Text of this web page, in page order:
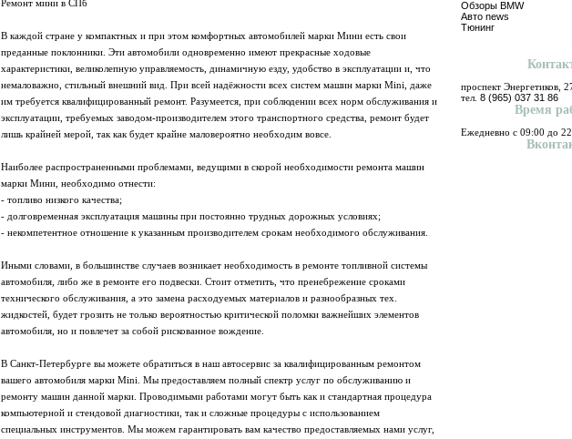
Ремонт мини в СПб
В каждой стране у компактных и при этом комфортных автомобилей марки Мини есть свои
преданные поклонники. Эти автомобили одновременно имеют прекрасные ходовые
характеристики, великолепную управляемость, динамичную езду, удобство в эксплуатации и, что
немаловажно, стильный внешний вид. При всей надёжности всех систем машин марки Mini, даже
им требуется квалифицированный ремонт. Разумеется, при соблюдении всех норм обслуживания и
эксплуатации, требуемых заводом-производителем этого транспортного средства, ремонт будет
лишь крайней мерой, так как будет крайне маловероятно необходим вовсе.
Наиболее распространенными проблемами, ведущими в скорой необходимости ремонта машин
марки Мини, необходимо отнести:
- топливо низкого качества;
- долговременная эксплуатация машины при постоянно трудных дорожных условиях;
- некомпетентное отношение к указанным производителем срокам необходимого обслуживания.
Иными словами, в большинстве случаев возникает необходимость в ремонте топливной системы
автомобиля, либо же в ремонте его подвески. Стоит отметить, что пренебрежение сроками
технического обслуживания, а это замена расходуемых материалов и разнообразных тех.
жидкостей, будет грозить не только вероятностью критической поломки важнейших элементов
автомобиля, но и повлечет за собой рискованное вождение.
В Санкт-Петербурге вы можете обратиться в наш автосервис за квалифицированным ремонтом
вашего автомобиля марки Mini. Мы предоставляем полный спектр услуг по обслуживанию и
ремонту машин данной марки. Проводимыми работами могут быть как и стандартная процедура
компьютерной и стендовой диагностики, так и сложные процедуры с использованием
специальных инструментов. Мы можем гарантировать вам качество предоставляемых нами услуг,
Обзоры BMW
Авто news
Тюнинг
проспект Энергетиков,
тел. 8 (965) 037 31 86
Время
Ежедневно с 09:00 до